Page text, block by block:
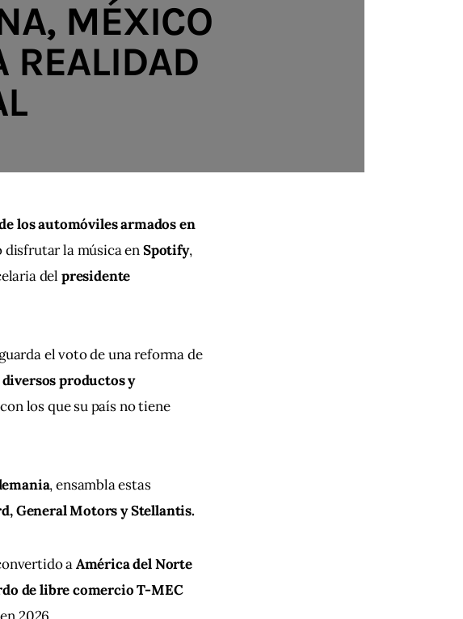
MÉXICO
REALIDAD
los automóviles armados en
disfrutar la música en Spotify,
del presidente
el voto de una reforma de
productos y
los que su país no tiene
, ensambla estas
General Motors y Stellantis.
a América del Norte
de libre comercio T-MEC